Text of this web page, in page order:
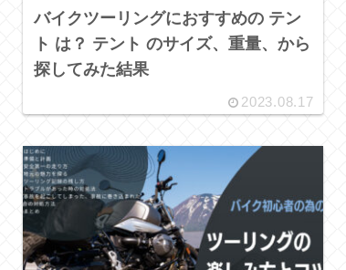
バイクツーリングにおすすめの テン
ト は？ テント のサイズ、重量、から
探してみた結果
2023.08.17